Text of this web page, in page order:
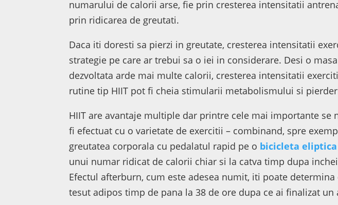
numarului de calorii arse, fie prin cresterea intensitatii
prin ridicarea de greutati.
Daca iti doresti sa pierzi in greutate, cresterea intensitatii
strategie pe care ar trebui sa o iei in considerare. Desi o
dezvoltata arde mai multe calorii, cresterea intensitatii
rutine tip HIIT pot fi cheia stimularii metabolismului si
HIIT are avantaje multiple dar printre cele mai importante se
fi efectuat cu o varietate de exercitii – combinand, spre
greutatea corporala cu pedalatul rapid pe o bicicleta eliptica
unui numar ridicat de calorii chiar si la catva timp dupa
Efectul afterburn, cum este adesea numit, iti poate
tesut adipos timp de pana la 38 de ore dupa ce ai finalizat un